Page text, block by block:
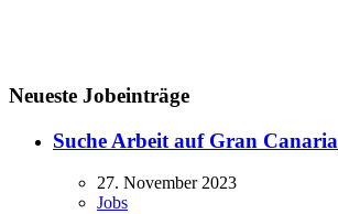
Neueste Jobeinträge
Suche Arbeit auf Gran Canaria
27. November 2023
Jobs